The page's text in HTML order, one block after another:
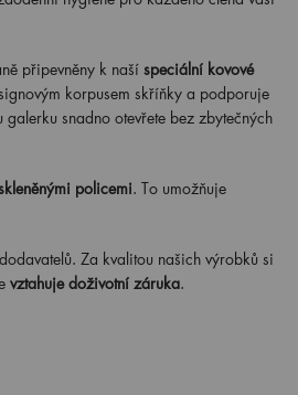
připevněny k naší speciální kovové
korpusem skříňky a podporuje
galerku snadno otevřete bez zbytečných
policemi. To umožňuje
Za kvalitou našich výrobků si
vztahuje doživotní záruka.